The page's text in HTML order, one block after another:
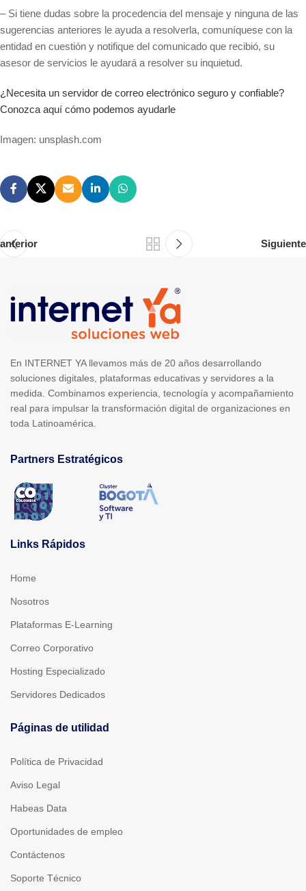
– Si tiene dudas sobre la procedencia del mensaje y ninguna de las
sugerencias anteriores le ayuda a resolverla, comuníquese con la
entidad en cuestión y notifique del comunicado que recibió, su
asesor de servicios le ayudará a resolver su inquietud.
¿Necesita un servidor de correo electrónico seguro y confiable?
Conozca aquí cómo podemos ayudarle
Imagen: unsplash.com
anterior Siguiente
En INTERNET YA llevamos más de 20 años desarrollando
soluciones digitales, plataformas educativas y servidores a la
medida. Combinamos experiencia, tecnología y acompañamiento
real para impulsar la transformación digital de organizaciones en
toda Latinoamérica.
Partners Estratégicos
Links Rápidos
Home
Nosotros
Plataformas E-Learning
Correo Corporativo
Hosting Especializado
Servidores Dedicados
Páginas de utilidad
Política de Privacidad
Aviso Legal
Habeas Data
Oportunidades de empleo
Contáctenos
Soporte Técnico